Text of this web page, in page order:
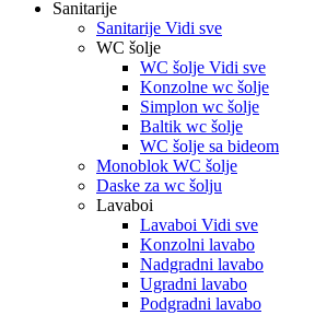
Sanitarije
Sanitarije Vidi sve
WC šolje
WC šolje Vidi sve
Konzolne wc šolje
Simplon wc šolje
Baltik wc šolje
WC šolje sa bideom
Monoblok WC šolje
Daske za wc šolju
Lavaboi
Lavaboi Vidi sve
Konzolni lavabo
Nadgradni lavabo
Ugradni lavabo
Podgradni lavabo